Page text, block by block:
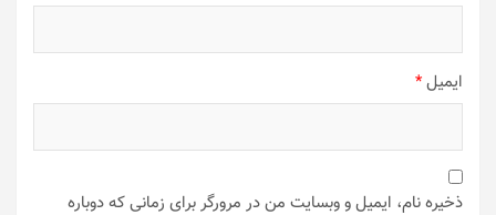
ایمیل*
ذخیره نام، ایمیل و وبسایت من در مرورگر برای زمانی که دوباره